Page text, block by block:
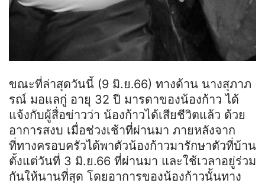
ขณะที่ล่าสุดวันนี้ (9 มิ.ย.66) ทางด้าน นางสุภาภ
รณ์ มอแลกู่ อายุ 32 ปี มารดาของน้องก้าว ได้
แจ้งกับผู้สื่อข่าวว่า น้องก้าวได้เสียชีวิตแล้ว ด้วย
อาการสงบ เมื่อช่วงเช้าที่ผ่านมา ภายหลังจาก
ที่ทางครอบครัวได้พาตัวน้องก้าวมารักษาตัวที่บ้าน
ตั้งแต่วันที่ 3 มิ.ย.66 ที่ผ่านมา และใช้เวลาอยู่ร่วม
กันให้นานที่สุด โดยอาการของน้องก้าวนั้นทาง